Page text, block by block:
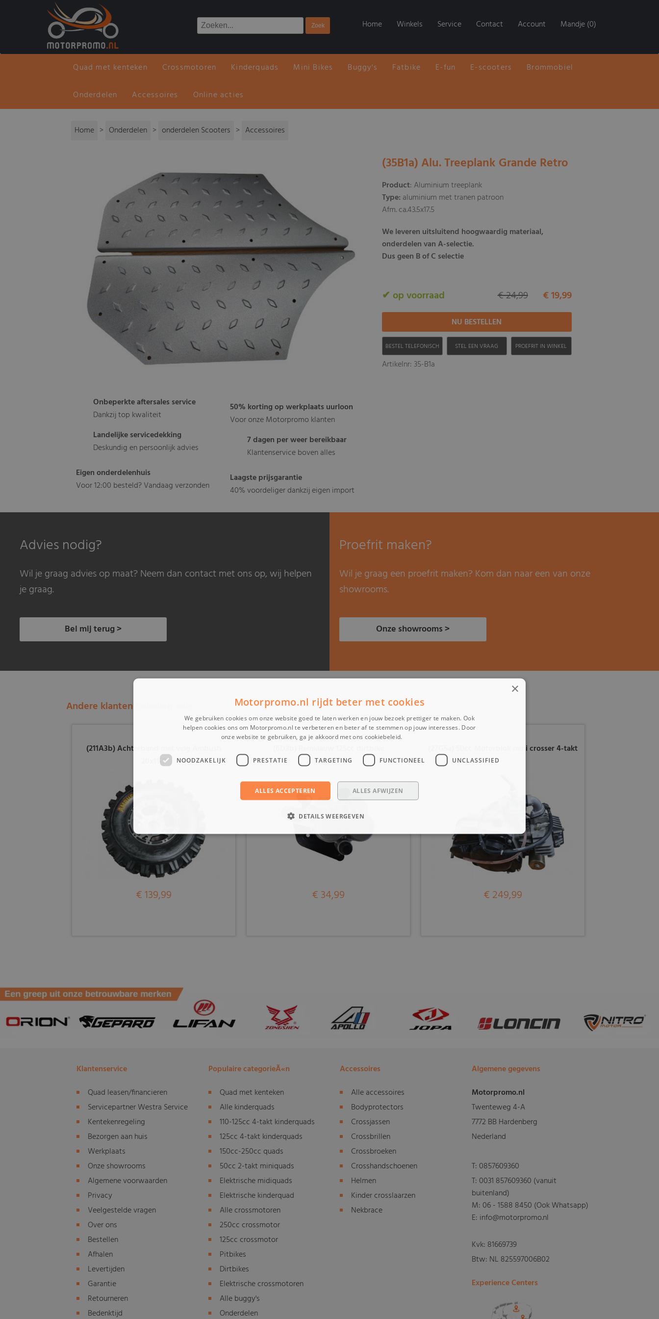
Home Winkels Service Contact Account Mandje (0)
Quad met kenteken Crossmotoren Kinderquads Mini Bikes Buggy's Fatbike E-fun E-scooters Brommobiel
Onderdelen Accessoires Online acties
Home > Onderdelen > onderdelen Scooters > Accessoires
Onbeperkte aftersales service
Dankzij top kwaliteit
Landelijke servicedekking
Deskundig en persoonlijk advies
Eigen onderdelenhuis
Voor 12:00 besteld? Vandaag verzonden
50% korting op werkplaats uurloon
Voor onze Motorpromo klanten
7 dagen per weer bereikbaar
Klantenservice boven alles
Laagste prijsgarantie
40% voordeliger dankzij eigen import
(35B1a) Alu. Treeplank Grande Retro
Product: Aluminium treeplank
Type: aluminium met tranen patroon
Afm. ca.43.5x17.5
We leveren uitsluitend hoogwaardig materiaal,
onderdelen van A-selectie.
Dus geen B of C selectie
✔ op voorraad € 19,99
€ 24,99
BESTEL TELEFONISCH STEL EEN VRAAG PROEFRIT IN WINKEL
Artikelnr: 35-B1a
Advies nodig?
Wil je graag advies op maat? Neem dan contact met ons op, wij helpen
je graag.
Bel mij terug >
Proefrit maken?
Wil je graag een proefrit maken? Kom dan naar een van onze
showrooms.
Onze showrooms >
Andere klanten bekeken ook:
(211A3b) Achterband met velg Ambush
20x11-9
€ 139,99 € 34,99
(27G5a) 50cc Motorblok mini crosser 4-takt
€ 249,99
Klantenservice
Quad leasen/financieren
Servicepartner Westra Service
Kentekenregeling
Bezorgen aan huis
Werkplaats
Onze showrooms
Algemene voorwaarden
Privacy
Veelgestelde vragen
Over ons
Bestellen
Afhalen
Levertijden
Garantie
Retourneren
Bedenktijd
Populaire categorieÃ«n
Quad met kenteken
Alle kinderquads
110-125cc 4-takt kinderquads
125cc 4-takt kinderquads
150cc-250cc quads
50cc 2-takt miniquads
Elektrische midiquads
Elektrische kinderquad
Alle crossmotoren
250cc crossmotor
125cc crossmotor
Pitbikes
Dirtbikes
Elektrische crossmotoren
Alle buggy's
Onderdelen
Accessoires
Alle accessoires
Bodyprotectors
Crossjassen
Crossbrillen
Crossbroeken
Crosshandschoenen
Helmen
Kinder crosslaarzen
Nekbrace
Algemene gegevens
Motorpromo.nl
Twenteweg 4-A
7772 BB Hardenberg
Nederland
T:0857609360
T:0031 857609360 (vanuit
buitenland)
M:06 - 1588 8450 (Ook Whatsapp)
E: info@motorpromo.nl
Kvk: 81669739
Btw: NL 825597006B02
Experience Centers
×
Motorpromo.nl rijdt beter met cookies
We gebruiken cookies om onze website goed te laten werken en jouw bezoek prettiger te maken. Ook
helpen cookies ons om Motorpromo.nl te verbeteren en beter af te stemmen op jouw interesses. Door
onze website te gebruiken, ga je akkoord met ons cookiebeleid.
NOODZAKELIJK PRESTATIE TARGETING FUNCTIONEEL UNCLASSIFIED
ALLES ACCEPTEREN ALLES AFWIJZEN
DETAILS WEERGEVEN